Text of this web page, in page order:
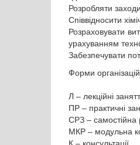
Розробляти
Співвідносити
Розраховувати
урахуванням
Забезпечувати
Форми
Л – лекційні
ПР – практичні
СРЗ – самостійна
МКР – модульна